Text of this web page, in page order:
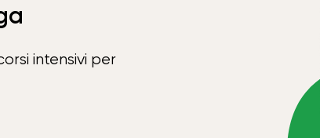
intensivi per